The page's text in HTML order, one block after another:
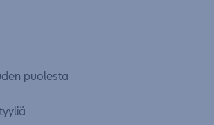
puolesta